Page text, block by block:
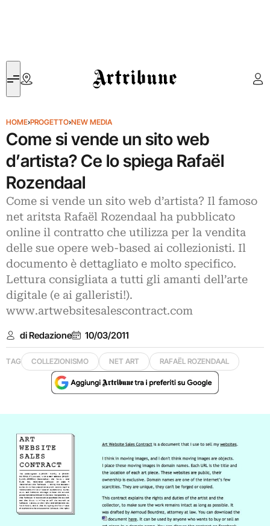
Artribune
HOME›PROGETTO›NEW MEDIA
Come si vende un sito web
d’artista? Ce lo spiega Rafaël
Rozendaal
Come si vende un sito web d’artista? Il famoso
net aritsta Rafaël Rozendaal ha pubblicato
online il contratto che utilizza per la vendita
delle sue opere web-based ai collezionisti. Il
documento è dettagliato e molto specifico.
Lettura consigliata a tutti gli amanti dell’arte
digitale (e ai galleristi!).
www.artwebsitesalescontract.com
di Redazione 10/03/2011
TAG COLLEZIONISMO NET ART RAFAËL ROZENDAAL